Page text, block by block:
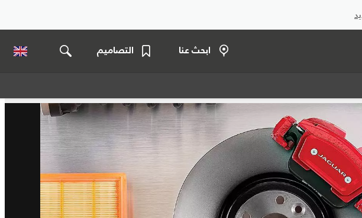
ابحث عنا التصاميم